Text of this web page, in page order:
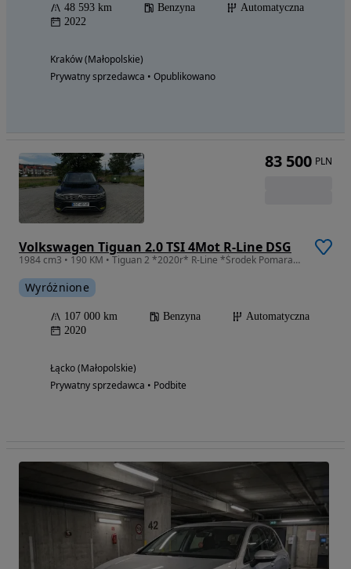
48 593 km Benzyna
Automatyczna
2022
Kraków (Małopolskie)
Prywatny sprzedawca • Opublikowano
Volkswagen Tiguan 2.0 TSI 4Mot R-Line DSG
1984 cm3 • 190 KM • Tiguan 2 *2020r* R-Line *Środek Pomarańczowy* Nagłośnienie FULL OPCJA
Wyróżnione
107 000 km Benzyna
Automatyczna
2020
Łącko (Małopolskie)
Prywatny sprzedawca • Podbite
83 500 PLN